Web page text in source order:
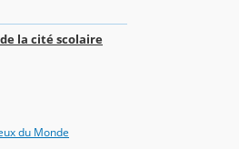
la cité scolaire
du Monde